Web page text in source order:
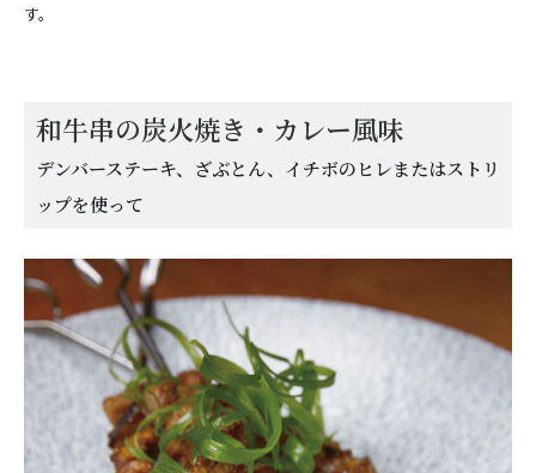
す。
和牛串の炭火焼き・カレー風味
デンバーステーキ、ざぶとん、イチボのヒレまたはストリ
ップを使って